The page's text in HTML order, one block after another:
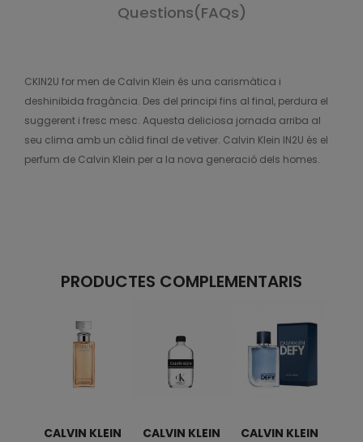
Questions(FAQs)
CKIN2U for men de Calvin Klein és una carismàtica i
deshinibida fragància. Des del principi fins al final, perdura el
suggerent i fresc mesc. Aquesta deliciosa jornada arriba al
seu clima amb un càlid final de vetiver. Calvin Klein IN2U és el
perfum de Calvin Klein per a la nova generació dels homes.
PRODUCTES COMPLEMENTARIS
CALVIN KLEIN CALVIN KLEIN CALVIN KLEIN